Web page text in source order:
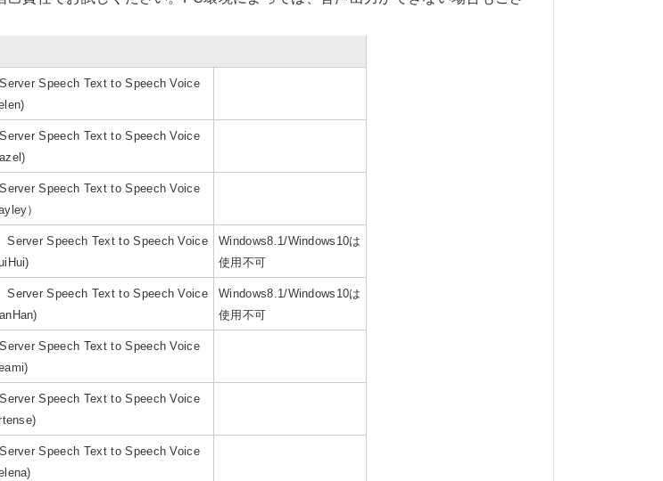
Speech Text to Speech Voice
Speech Text to Speech Voice
Speech Text to Speech Voice
）
Speech Text to Speech Voice
Windows8.1/Windows10は
使用不可
Speech Text to Speech Voice
Windows8.1/Windows10は
使用不可
Speech Text to Speech Voice
Speech Text to Speech Voice
Speech Text to Speech Voice